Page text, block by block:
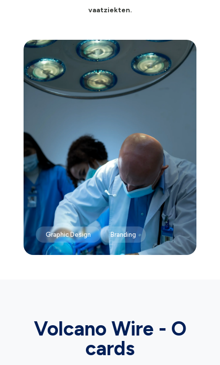
vaatziekten.
Graphic Design Branding
Volcano Wire - O
cards